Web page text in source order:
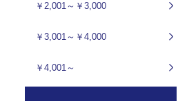
￥2,001～￥3,000
￥3,001～￥4,000
￥4,001～